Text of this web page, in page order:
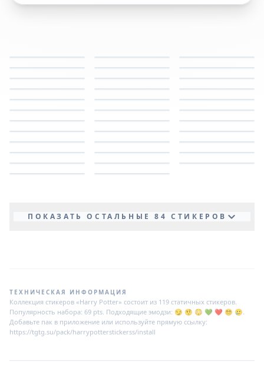
ПОКАЗАТЬ ОСТАЛЬНЫЕ 84 СТИКЕРОВ
ТЕХНИЧЕСКАЯ ИНФОРМАЦИЯ
Коллекция стикеров «Harry Potter» состоит из 119 статичных стикеров.
Популярность набора: 69 pts. Подходящие эмодзи: 😏 🤨 😳 💚 ❤️ 😵‍💫 🥲.
Добавьте пак в приложение или используйте прямую ссылку:
https://tgtg.su/pack/harrypotterstickerss/install